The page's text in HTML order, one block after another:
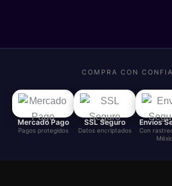
COMPRA CON
Mercado Pago
Pagos protegidos
SSL Seguro
Datos encriptados
Envíos
Con